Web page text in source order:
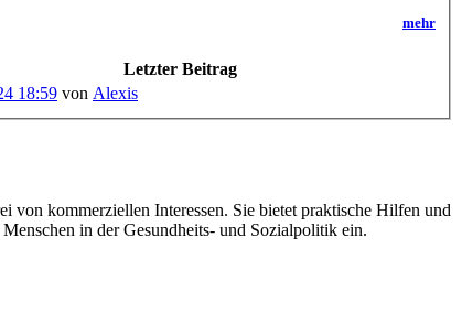
mehr
Letzter Beitrag
18:59 von Alexis
von kommerziellen Interessen. Sie bietet praktische Hilfen und
in der Gesundheits- und Sozialpolitik ein.